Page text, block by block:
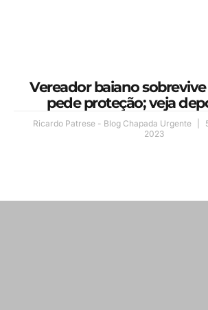
Vereador baiano sobrevive
pede proteção; veja
Ricardo Patrese - Blog Chapada Urgente
2023